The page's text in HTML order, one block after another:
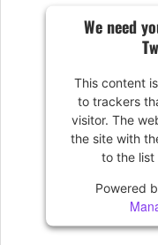
We need
This content
to trackers
visitor. The
the site with
to the list
Powered